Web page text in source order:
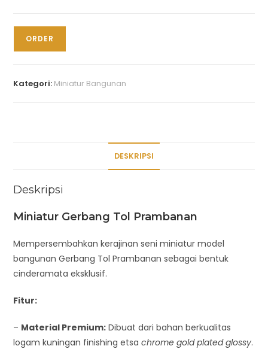
ORDER
Kategori: Miniatur Bangunan
DESKRIPSI
Deskripsi
Miniatur Gerbang Tol Prambanan
Mempersembahkan kerajinan seni miniatur model
bangunan Gerbang Tol Prambanan sebagai bentuk
cinderamata eksklusif.
Fitur:
– Material Premium: Dibuat dari bahan berkualitas
logam kuningan finishing etsachrome gold plated glossy.